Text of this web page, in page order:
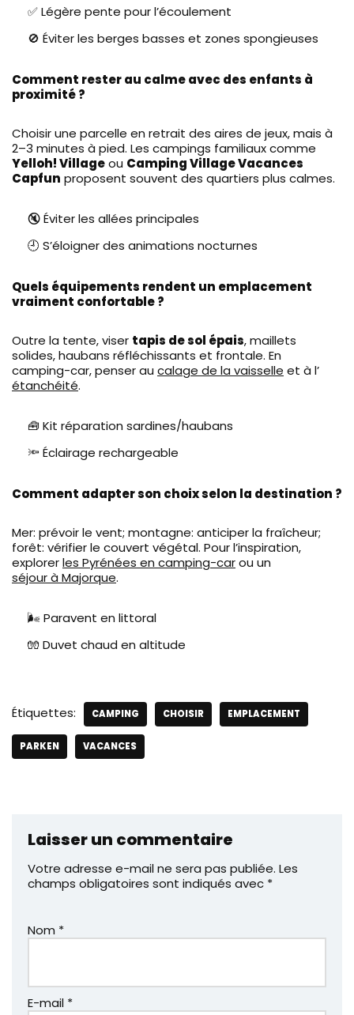
✅ Légère pente pour l’écoulement
🚫 Éviter les berges basses et zones spongieuses
Comment rester au calme avec des enfants à
proximité ?
Choisir une parcelle en retrait des aires de jeux, mais à
2–3 minutes à pied. Les campings familiaux comme
Yelloh! Villageou Camping Village Vacances
Capfun proposent souvent des quartiers plus calmes.
🔇 Éviter les allées principales
🕘 S’éloigner des animations nocturnes
Quels équipements rendent un emplacement
vraiment confortable ?
Outre la tente, viser tapis de sol épais, maillets
solides, haubans réfléchissants et frontale. En
camping-car, penser au calage de la vaisselle et à l’
étanchéité.
🧰 Kit réparation sardines/haubans
🔦 Éclairage rechargeable
Comment adapter son choix selon la destination ?
Mer: prévoir le vent; montagne: anticiper la fraîcheur;
forêt: vérifier le couvert végétal. Pour l’inspiration,
explorerles Pyrénées en camping-carou un
séjour à Majorque.
🌬️ Paravent en littoral
🧤 Duvet chaud en altitude
Étiquettes: CAMPING CHOISIR EMPLACEMENT
PARKEN VACANCES
Laisser un commentaire
Votre adresse e-mail ne sera pas publiée. Les
champs obligatoires sont indiqués avec *
Nom *
E-mail *